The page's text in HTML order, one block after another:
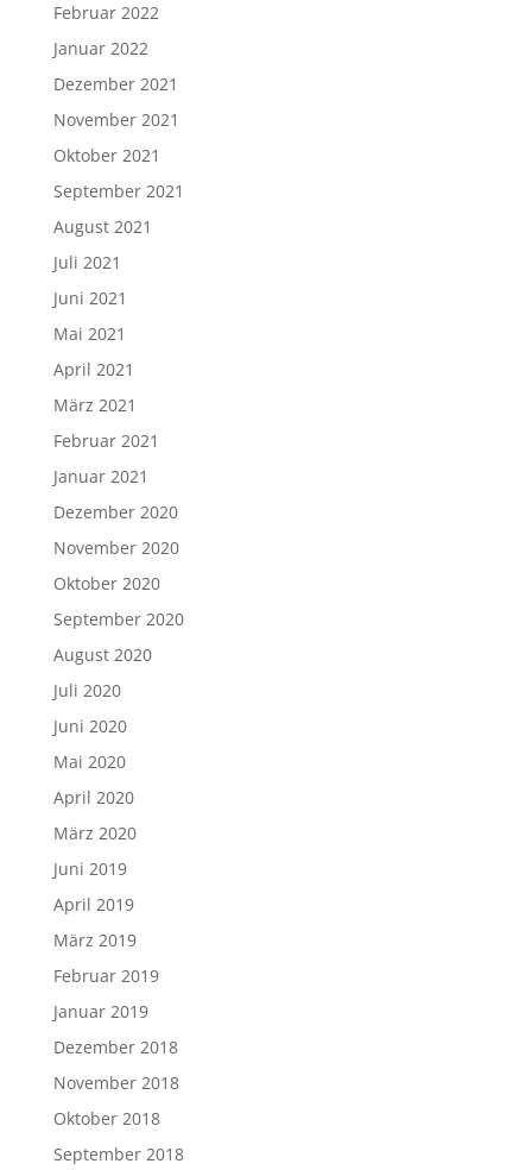
Februar 2022
Januar 2022
Dezember 2021
November 2021
Oktober 2021
September 2021
August 2021
Juli 2021
Juni 2021
Mai 2021
April 2021
März 2021
Februar 2021
Januar 2021
Dezember 2020
November 2020
Oktober 2020
September 2020
August 2020
Juli 2020
Juni 2020
Mai 2020
April 2020
März 2020
Juni 2019
April 2019
März 2019
Februar 2019
Januar 2019
Dezember 2018
November 2018
Oktober 2018
September 2018